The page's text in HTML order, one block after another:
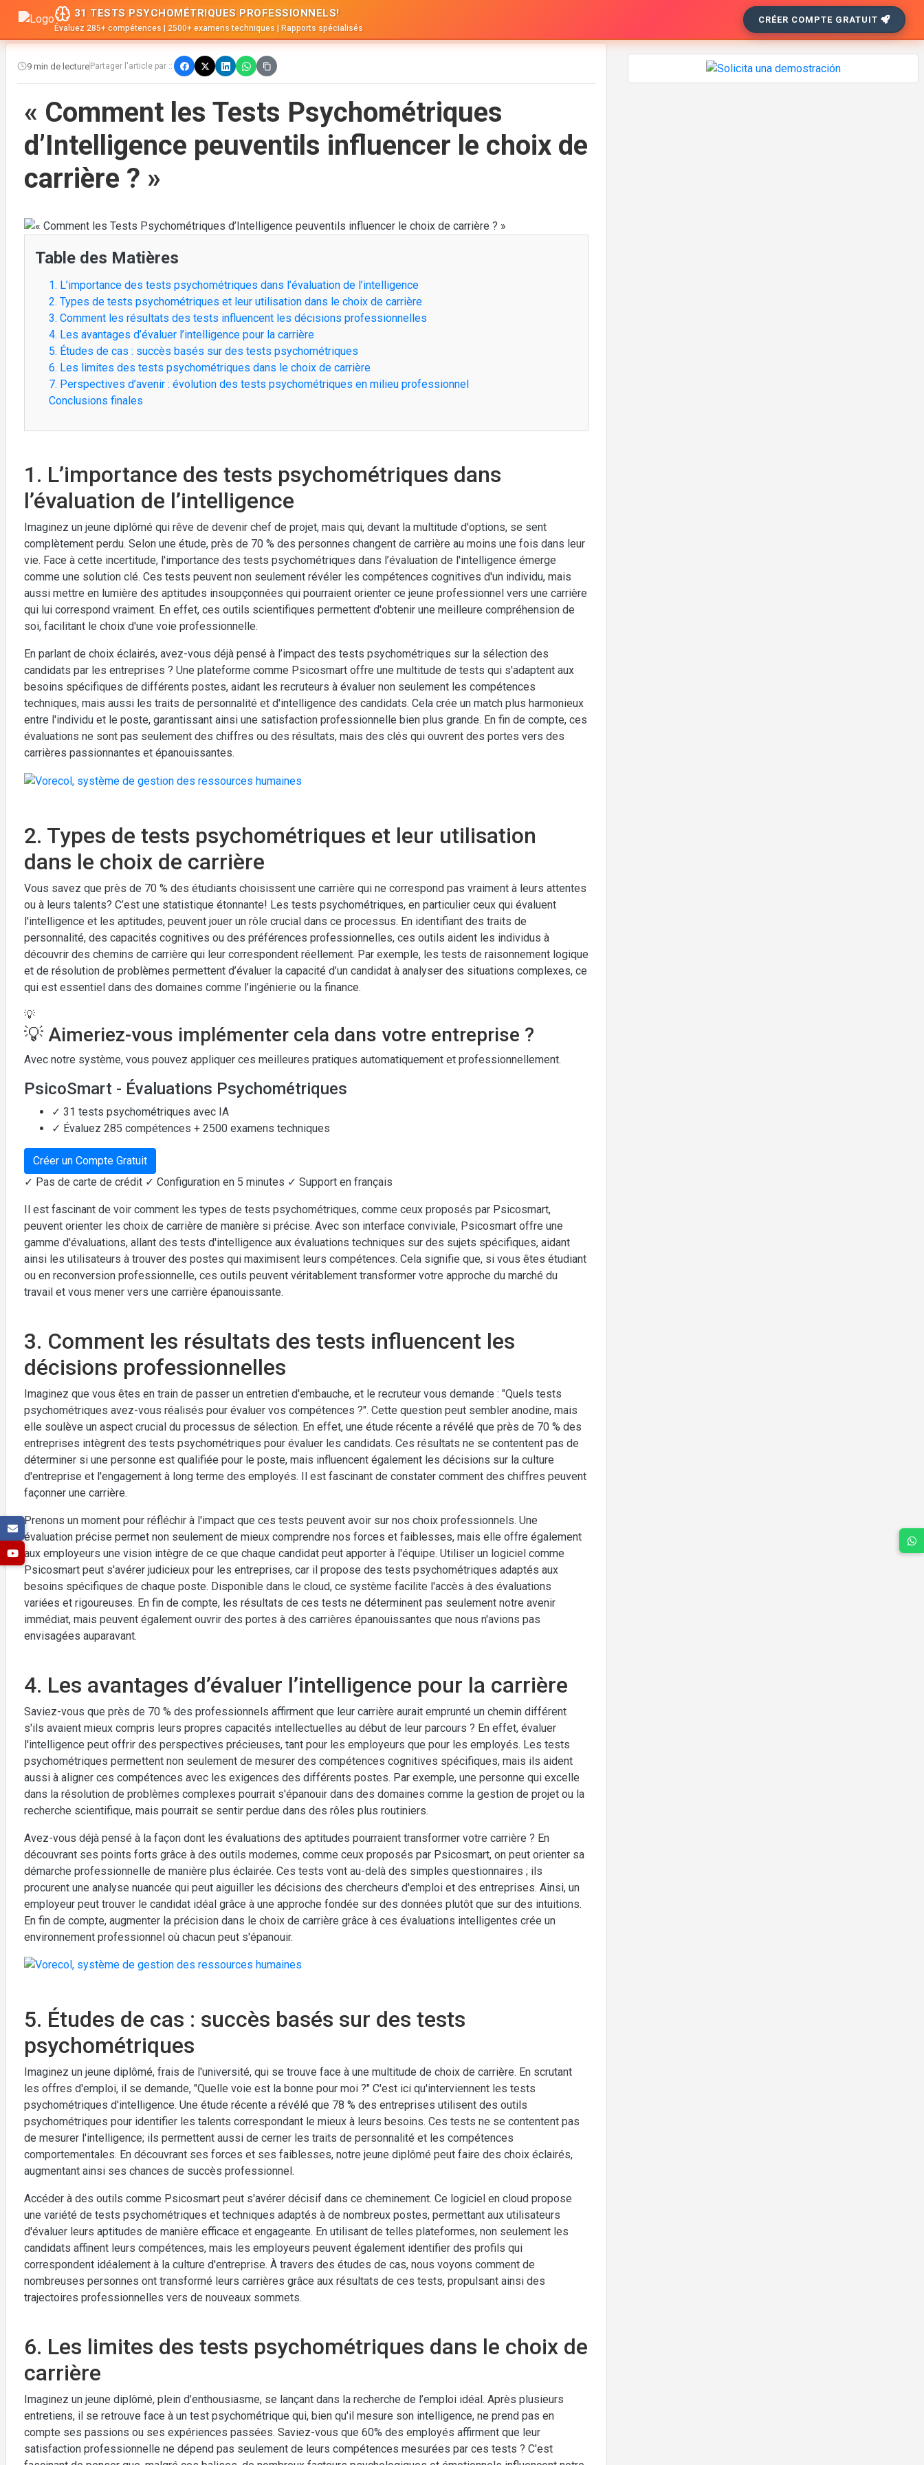
31 TESTS PSYCHOMÉTRIQUES PROFESSIONNELS!
Évaluez 285+ compétences | 2500+ examens techniques | Rapports spécialisés
CRÉER COMPTE GRATUIT
9 min de lecture Partager l'article par ::
« Comment les Tests Psychométriques
d’Intelligence peuventils influencer le choix de
carrière ? »
Table des Matières
1. L’importance des tests psychométriques dans l’évaluation de l’intelligence
2. Types de tests psychométriques et leur utilisation dans le choix de carrière
3. Comment les résultats des tests influencent les décisions professionnelles
4. Les avantages d’évaluer l’intelligence pour la carrière
5. Études de cas : succès basés sur des tests psychométriques
6. Les limites des tests psychométriques dans le choix de carrière
7. Perspectives d’avenir : évolution des tests psychométriques en milieu professionnel
Conclusions finales
1. L’importance des tests psychométriques dans
l’évaluation de l’intelligence
Imaginez un jeune diplômé qui rêve de devenir chef de projet, mais qui, devant la multitude d'options, se sent
complètement perdu. Selon une étude, près de 70 % des personnes changent de carrière au moins une fois dans leur
vie. Face à cette incertitude, l'importance des tests psychométriques dans l’évaluation de l'intelligence émerge
comme une solution clé. Ces tests peuvent non seulement révéler les compétences cognitives d'un individu, mais
aussi mettre en lumière des aptitudes insoupçonnées qui pourraient orienter ce jeune professionnel vers une carrière
qui lui correspond vraiment. En effet, ces outils scientifiques permettent d'obtenir une meilleure compréhension de
soi, facilitant le choix d'une voie professionnelle.
En parlant de choix éclairés, avez-vous déjà pensé à l’impact des tests psychométriques sur la sélection des
candidats par les entreprises ? Une plateforme comme Psicosmart offre une multitude de tests qui s'adaptent aux
besoins spécifiques de différents postes, aidant les recruteurs à évaluer non seulement les compétences
techniques, mais aussi les traits de personnalité et d'intelligence des candidats. Cela crée un match plus harmonieux
entre l'individu et le poste, garantissant ainsi une satisfaction professionnelle bien plus grande. En fin de compte, ces
évaluations ne sont pas seulement des chiffres ou des résultats, mais des clés qui ouvrent des portes vers des
carrières passionnantes et épanouissantes.
2. Types de tests psychométriques et leur utilisation
dans le choix de carrière
Vous savez que près de 70 % des étudiants choisissent une carrière qui ne correspond pas vraiment à leurs attentes
ou à leurs talents? C’est une statistique étonnante! Les tests psychométriques, en particulier ceux qui évaluent
l'intelligence et les aptitudes, peuvent jouer un rôle crucial dans ce processus. En identifiant des traits de
personnalité, des capacités cognitives ou des préférences professionnelles, ces outils aident les individus à
découvrir des chemins de carrière qui leur correspondent réellement. Par exemple, les tests de raisonnement logique
et de résolution de problèmes permettent d’évaluer la capacité d’un candidat à analyser des situations complexes, ce
qui est essentiel dans des domaines comme l’ingénierie ou la finance.
💡
💡 Aimeriez-vous implémenter cela dans votre entreprise ?
Avec notre système, vous pouvez appliquer ces meilleures pratiques automatiquement et professionnellement.
PsicoSmart - Évaluations Psychométriques
✓ 31 tests psychométriques avec IA
✓ Évaluez 285 compétences + 2500 examens techniques
Créer un Compte Gratuit
✓ Pas de carte de crédit ✓ Configuration en 5 minutes ✓ Support en français
Il est fascinant de voir comment les types de tests psychométriques, comme ceux proposés par Psicosmart,
peuvent orienter les choix de carrière de manière si précise. Avec son interface conviviale, Psicosmart offre une
gamme d'évaluations, allant des tests d'intelligence aux évaluations techniques sur des sujets spécifiques, aidant
ainsi les utilisateurs à trouver des postes qui maximisent leurs compétences. Cela signifie que, si vous êtes étudiant
ou en reconversion professionnelle, ces outils peuvent véritablement transformer votre approche du marché du
travail et vous mener vers une carrière épanouissante.
3. Comment les résultats des tests influencent les
décisions professionnelles
Imaginez que vous êtes en train de passer un entretien d'embauche, et le recruteur vous demande : "Quels tests
psychométriques avez-vous réalisés pour évaluer vos compétences ?". Cette question peut sembler anodine, mais
elle soulève un aspect crucial du processus de sélection. En effet, une étude récente a révélé que près de 70 % des
entreprises intègrent des tests psychométriques pour évaluer les candidats. Ces résultats ne se contentent pas de
déterminer si une personne est qualifiée pour le poste, mais influencent également les décisions sur la culture
d'entreprise et l'engagement à long terme des employés. Il est fascinant de constater comment des chiffres peuvent
façonner une carrière.
Prenons un moment pour réfléchir à l'impact que ces tests peuvent avoir sur nos choix professionnels. Une
évaluation précise permet non seulement de mieux comprendre nos forces et faiblesses, mais elle offre également
aux employeurs une vision intègre de ce que chaque candidat peut apporter à l'équipe. Utiliser un logiciel comme
Psicosmart peut s'avérer judicieux pour les entreprises, car il propose des tests psychométriques adaptés aux
besoins spécifiques de chaque poste. Disponible dans le cloud, ce système facilite l'accès à des évaluations
variées et rigoureuses. En fin de compte, les résultats de ces tests ne déterminent pas seulement notre avenir
immédiat, mais peuvent également ouvrir des portes à des carrières épanouissantes que nous n'avions pas
envisagées auparavant.
4. Les avantages d’évaluer l’intelligence pour la carrière
Saviez-vous que près de 70 % des professionnels affirment que leur carrière aurait emprunté un chemin différent
s'ils avaient mieux compris leurs propres capacités intellectuelles au début de leur parcours ? En effet, évaluer
l'intelligence peut offrir des perspectives précieuses, tant pour les employeurs que pour les employés. Les tests
psychométriques permettent non seulement de mesurer des compétences cognitives spécifiques, mais ils aident
aussi à aligner ces compétences avec les exigences des différents postes. Par exemple, une personne qui excelle
dans la résolution de problèmes complexes pourrait s'épanouir dans des domaines comme la gestion de projet ou la
recherche scientifique, mais pourrait se sentir perdue dans des rôles plus routiniers.
Avez-vous déjà pensé à la façon dont les évaluations des aptitudes pourraient transformer votre carrière ? En
découvrant ses points forts grâce à des outils modernes, comme ceux proposés par Psicosmart, on peut orienter sa
démarche professionnelle de manière plus éclairée. Ces tests vont au-delà des simples questionnaires ; ils
procurent une analyse nuancée qui peut aiguiller les décisions des chercheurs d'emploi et des entreprises. Ainsi, un
employeur peut trouver le candidat idéal grâce à une approche fondée sur des données plutôt que sur des intuitions.
En fin de compte, augmenter la précision dans le choix de carrière grâce à ces évaluations intelligentes crée un
environnement professionnel où chacun peut s'épanouir.
5. Études de cas : succès basés sur des tests
psychométriques
Imaginez un jeune diplômé, frais de l'université, qui se trouve face à une multitude de choix de carrière. En scrutant
les offres d'emploi, il se demande, "Quelle voie est la bonne pour moi ?" C'est ici qu'interviennent les tests
psychométriques d'intelligence. Une étude récente a révélé que 78 % des entreprises utilisent des outils
psychométriques pour identifier les talents correspondant le mieux à leurs besoins. Ces tests ne se contentent pas
de mesurer l'intelligence; ils permettent aussi de cerner les traits de personnalité et les compétences
comportementales. En découvrant ses forces et ses faiblesses, notre jeune diplômé peut faire des choix éclairés,
augmentant ainsi ses chances de succès professionnel.
Accéder à des outils comme Psicosmart peut s'avérer décisif dans ce cheminement. Ce logiciel en cloud propose
une variété de tests psychométriques et techniques adaptés à de nombreux postes, permettant aux utilisateurs
d'évaluer leurs aptitudes de manière efficace et engageante. En utilisant de telles plateformes, non seulement les
candidats affinent leurs compétences, mais les employeurs peuvent également identifier des profils qui
correspondent idéalement à la culture d'entreprise. À travers des études de cas, nous voyons comment de
nombreuses personnes ont transformé leurs carrières grâce aux résultats de ces tests, propulsant ainsi des
trajectoires professionnelles vers de nouveaux sommets.
6. Les limites des tests psychométriques dans le choix de
carrière
Imaginez un jeune diplômé, plein d’enthousiasme, se lançant dans la recherche de l’emploi idéal. Après plusieurs
entretiens, il se retrouve face à un test psychométrique qui, bien qu'il mesure son intelligence, ne prend pas en
compte ses passions ou ses expériences passées. Saviez-vous que 60% des employés affirment que leur
satisfaction professionnelle ne dépend pas seulement de leurs compétences mesurées par ces tests ? C'est